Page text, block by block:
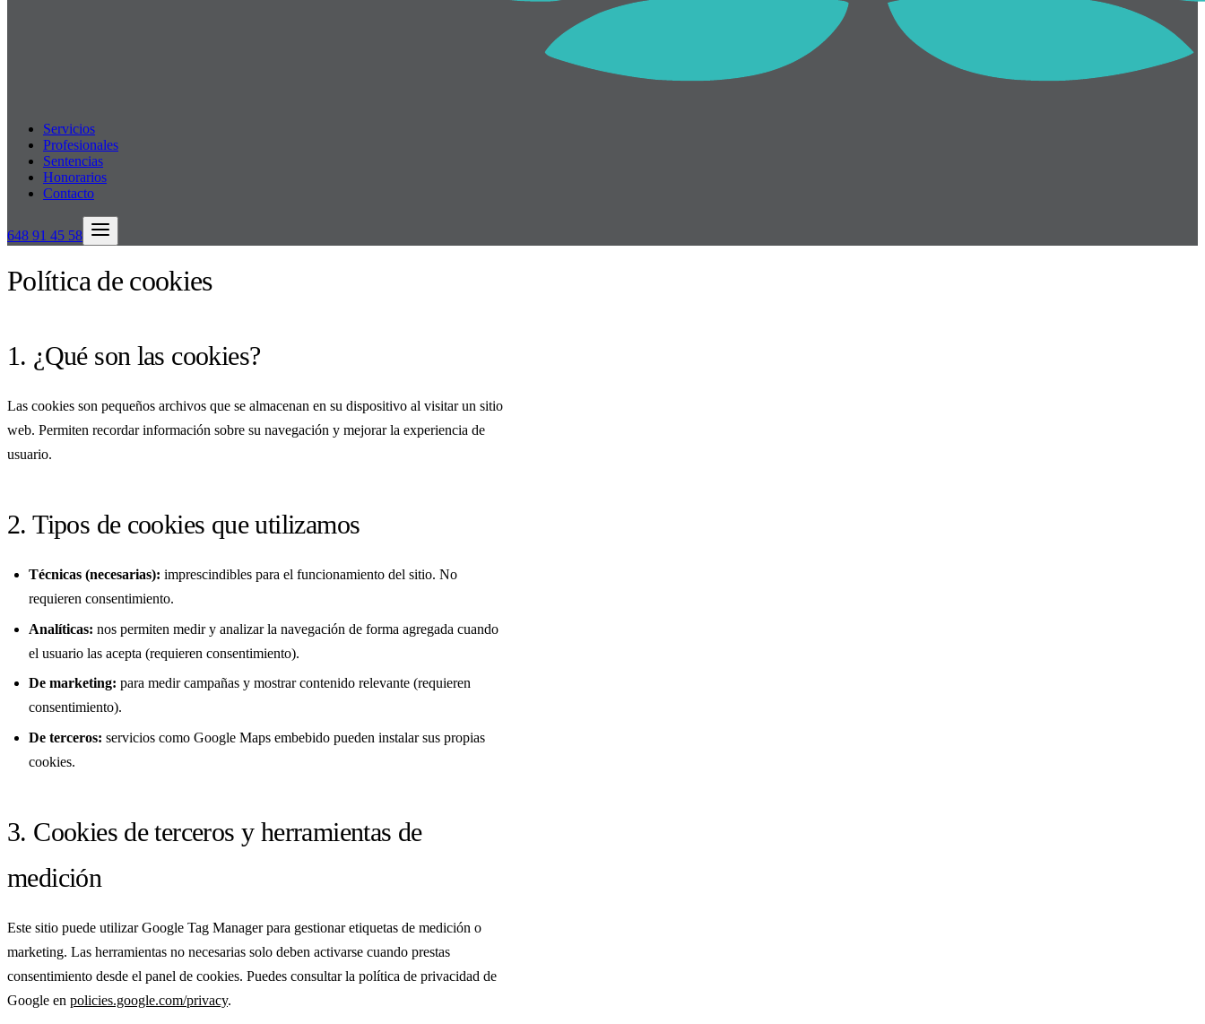
Servicios
Profesionales
Sentencias
Honorarios
Contacto
648 91 45 58
Política de cookies
1. ¿Qué son las cookies?
Las cookies son pequeños archivos que se almacenan en su dispositivo al visitar un sitio
web. Permiten recordar información sobre su navegación y mejorar la experiencia de
usuario.
2. Tipos de cookies que utilizamos
Técnicas (necesarias): imprescindibles para el funcionamiento del sitio. No
requieren consentimiento.
Analíticas: nos permiten medir y analizar la navegación de forma agregada cuando
el usuario las acepta (requieren consentimiento).
De marketing: para medir campañas y mostrar contenido relevante (requieren
consentimiento).
De terceros: servicios como Google Maps embebido pueden instalar sus propias
cookies.
3. Cookies de terceros y herramientas de
medición
Este sitio puede utilizar Google Tag Manager para gestionar etiquetas de medición o
marketing. Las herramientas no necesarias solo deben activarse cuando prestas
consentimiento desde el panel de cookies. Puedes consultar la política de privacidad de
Google en policies.google.com/privacy.